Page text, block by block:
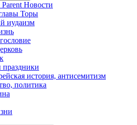
Новости
Торы
иудаизм
праздники
история, антисемитизм
политика